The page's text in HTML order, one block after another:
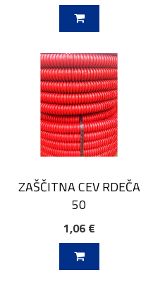
ZAŠČITNA CEV RDEČA
50
1,06 €